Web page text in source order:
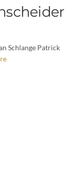
Schlange Patrick